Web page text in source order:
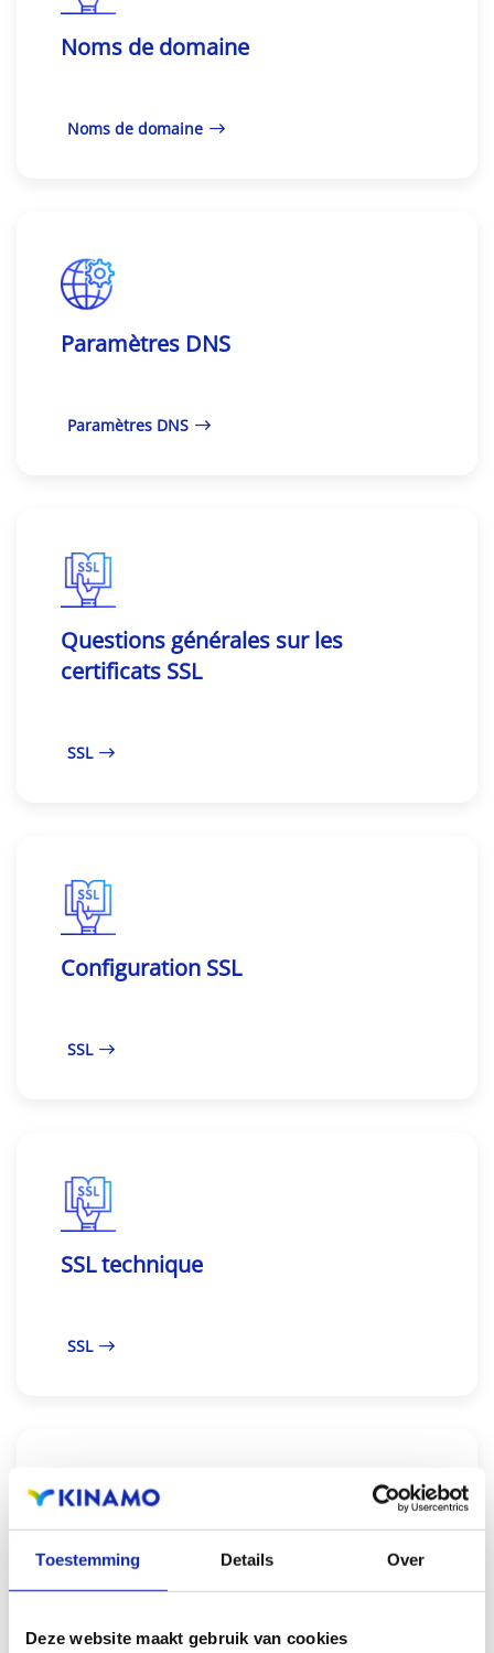
Toestemming Details Over
Deze website maakt gebruik van cookies
Noms de domaine
Noms de domaine
Paramètres DNS
Paramètres DNS
Questions générales sur les
certificats SSL
SSL
Configuration SSL
SSL
SSL technique
SSL
Mise en place du courrier
électronique à Kinamo